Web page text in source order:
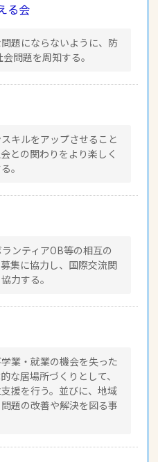
る会
題にならないように、防
問題を周知する。
キルをアップさせること
との関わりをより楽しく
。
ンティアOB等の相互の
集に協力し、国際交流関
力する。
業・就業の機会を失った
な居場所づくりとして、
援を行う。並びに、地域
題の改善や解決を図る事